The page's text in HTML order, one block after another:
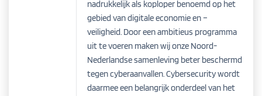
nadrukkelijk als koploper benoemd op het
gebied van digitale economie en –
veiligheid. Door een ambitieus programma
uit te voeren maken wij onze Noord-
Nederlandse samenleving beter beschermd
tegen cyberaanvallen.Cybersecurity wordt
daarmee een belangrijk onderdeel van het